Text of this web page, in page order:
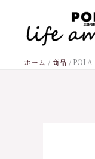
ホーム 商品 POLA